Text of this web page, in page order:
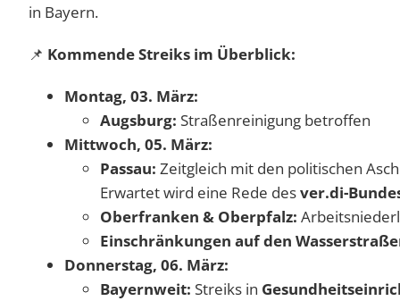
in Bayern.
📌 Kommende Streiks im Überblick:
Montag, 03. März:
Augsburg: Straßenreinigung betroffen
Mittwoch, 05. März:
Passau: Zeitgleich mit den politischen
Erwartet wird eine Rede desver.di-
Oberfranken & Oberpfalz:
Einschränkungen auf den
Donnerstag, 06. März:
Bayernweit: Streiks in